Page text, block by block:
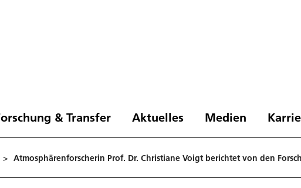
& Transfer Aktuelles Medien
> Atmosphärenforscherin Prof. Dr. Christiane Voigt berichtet von den